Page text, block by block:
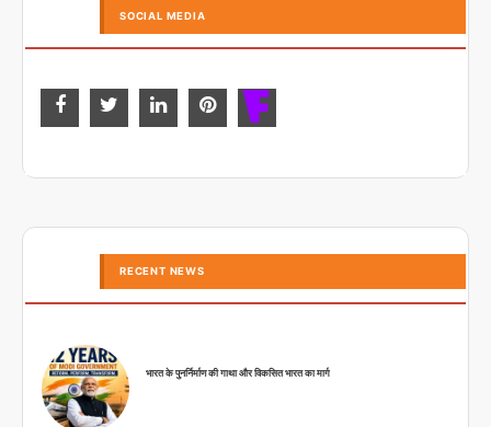
SOCIAL MEDIA
RECENT NEWS
भारत के पुनर्निर्माण की गाथा और विकसित भारत का मार्ग